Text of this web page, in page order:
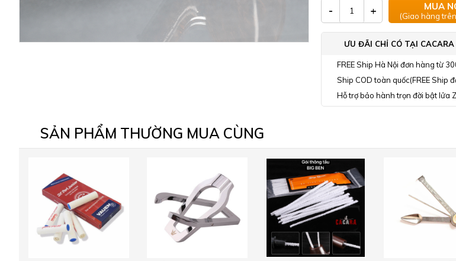
- + MUA
(Giao hàng
ƯU ĐÃI CHỈ CÓ TẠI CACARA
FREE Ship Hà Nội đơn hàng từ
Ship COD toàn quốc(FREE Ship
Hỗ trợ bảo hành trọn đời bật lửa
SẢN PHẨM THƯỜNG MUA CÙNG